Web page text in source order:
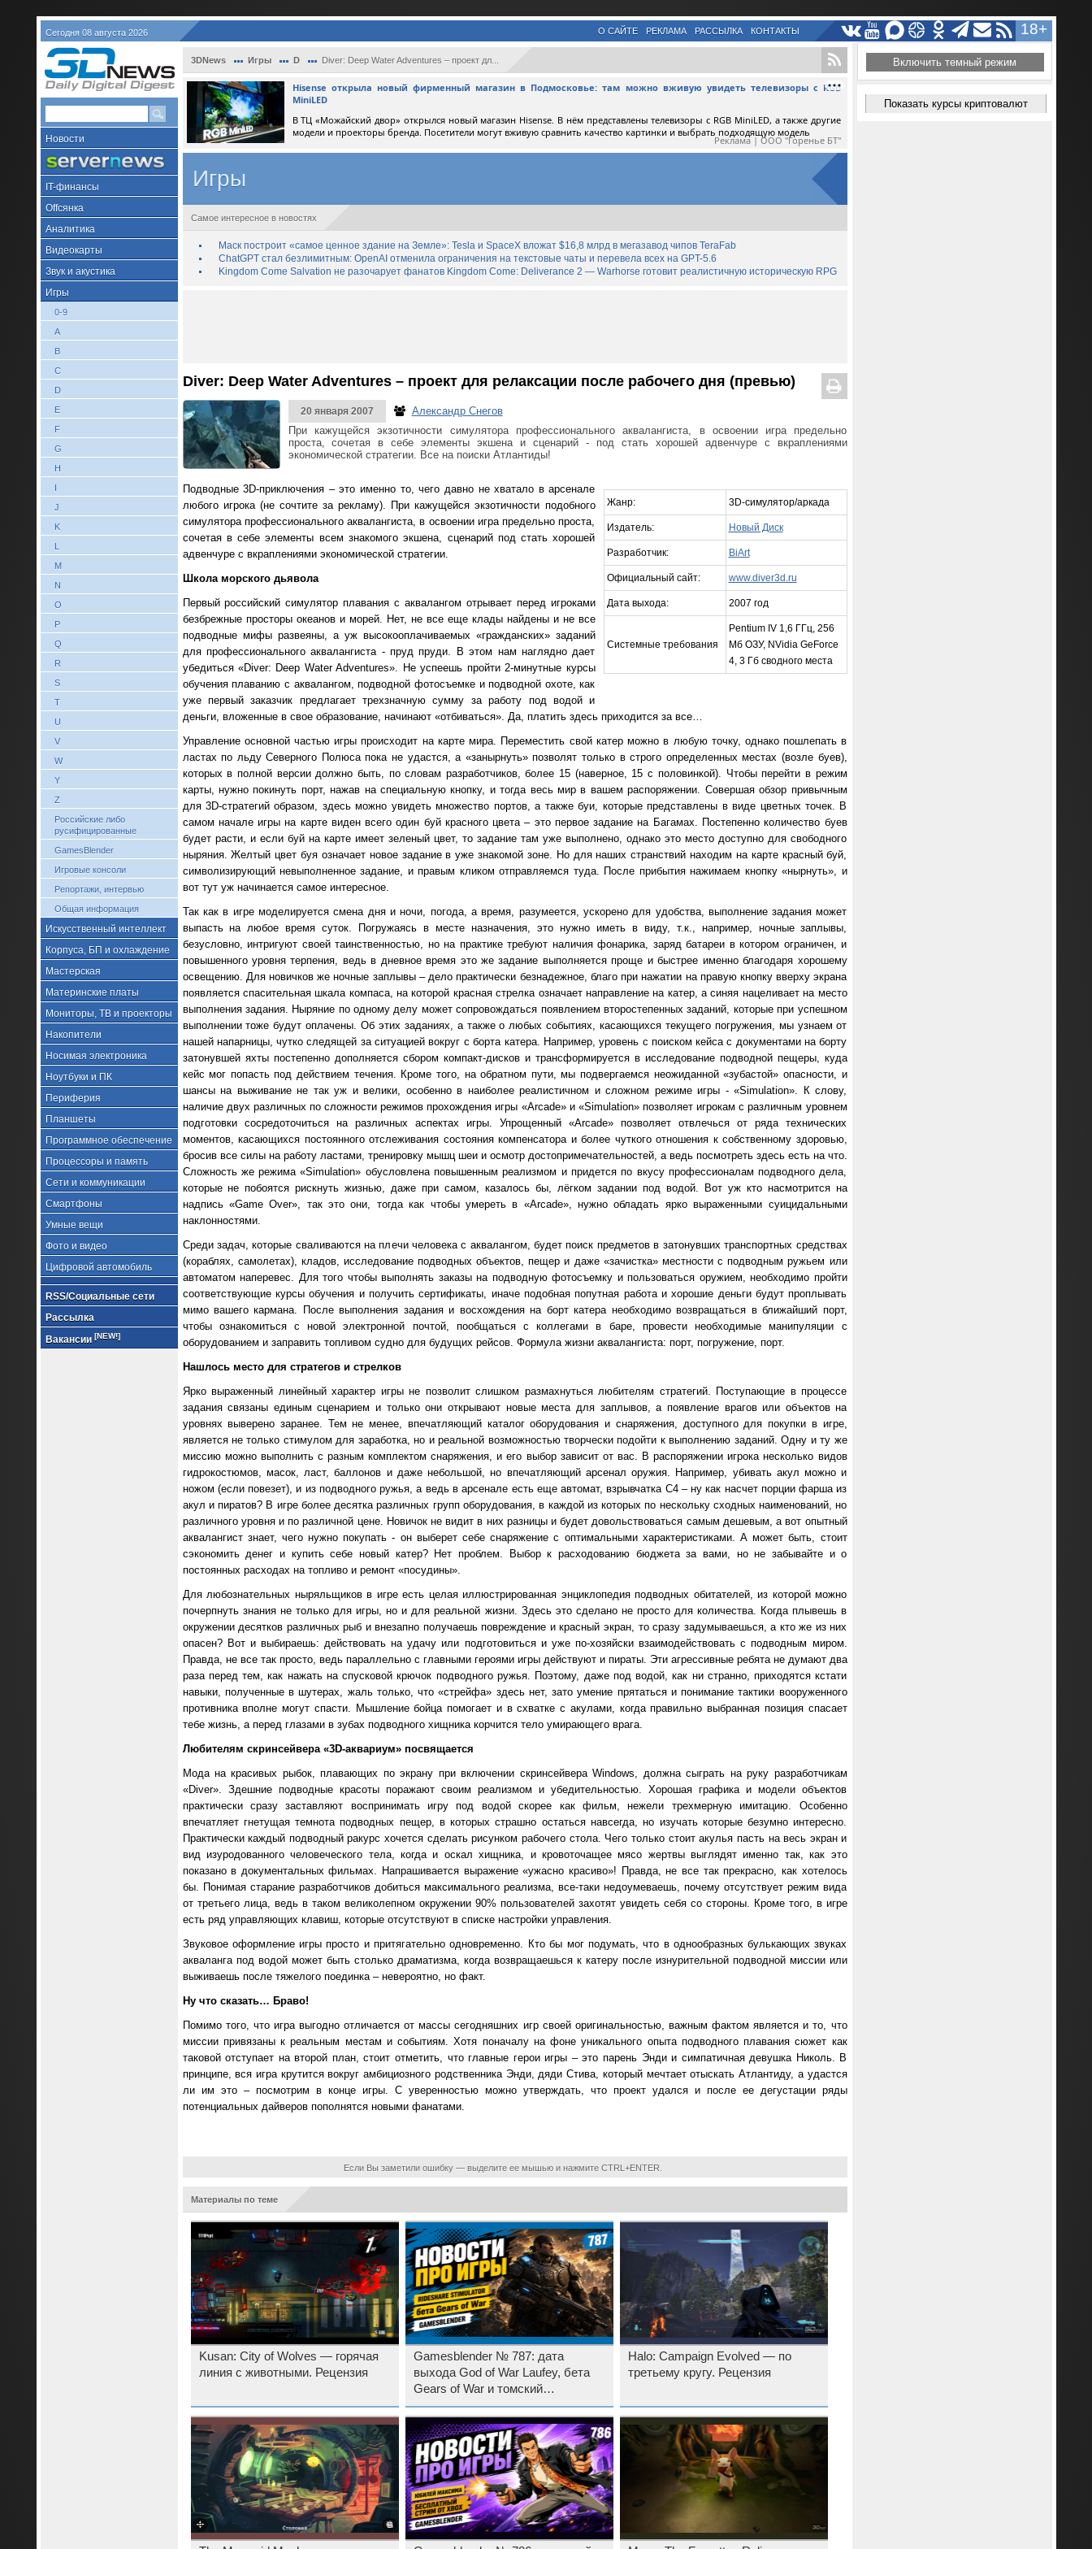
Сегодня 08 августа 2026 18+
О САЙТЕ РЕКЛАМА РАССЫЛКА КОНТАКТЫ
Новости
IT-финансы
Offсянка
Аналитика
Видеокарты
Звук и акустика
Игры
0-9
A
B
C
D
E
F
G
H
I
J
K
L
M
N
O
P
Q
R
S
T
U
V
W
Y
Z
Российские либо
русифицированные
GamesBlender
Игровые консоли
Репортажи, интервью
Общая информация
Искусственный интеллект
Корпуса, БП и охлаждение
Мастерская
Материнские платы
Мониторы, ТВ и проекторы
Накопители
Носимая электроника
Ноутбуки и ПК
Периферия
Планшеты
Программное обеспечение
Процессоры и память
Сети и коммуникации
Смартфоны
Умные вещи
Фото и видео
Цифровой автомобиль
RSS/Социальные сети
Рассылка
Вакансии [NEW!]
3DNews Игры D Diver: Deep Water Adventures – проект дл...
Hisense открыла новый фирменный магазин в Подмосковье: там можно вживую увидеть телевизоры с RGB
MiniLED
В ТЦ «Можайский двор» открылся новый магазин Hisense. В нём представлены телевизоры с RGB MiniLED, а также другие
модели и проекторы бренда. Посетители могут вживую сравнить качество картинки и выбрать подходящую модель
Реклама | ООО "Горенье БТ"
Игры
Самое интересное в новостях
Маск построит «самое ценное здание на Земле»: Tesla и SpaceX вложат $16,8 млрд в мегазавод чипов TeraFab
ChatGPT стал безлимитным: OpenAI отменила ограничения на текстовые чаты и перевела всех на GPT-5.6
Kingdom Come Salvation не разочарует фанатов Kingdom Come: Deliverance 2 — Warhorse готовит реалистичную историческую RPG
Diver: Deep Water Adventures – проект для релаксации после рабочего дня (превью)
20 января 2007
Александр Снегов
При кажущейся экзотичности симулятора профессионального аквалангиста, в освоении игра предельно
проста, сочетая в себе элементы экшена и сценарий - под стать хорошей адвенчуре с вкраплениями
экономической стратегии. Все на поиски Атлантиды!
Жанр: 3D-симулятор/аркада
Издатель: Новый Диск
Разработчик: BiArt
Официальный сайт: www.diver3d.ru
Дата выхода: 2007 год
Системные требования
Pentium IV 1,6 ГГц, 256
Мб ОЗУ, NVidia GeForce
4, 3 Гб сводного места
Подводные 3D-приключения – это именно то, чего давно не хватало в арсенале
любого игрока (не сочтите за рекламу). При кажущейся экзотичности подобного
симулятора профессионального аквалангиста, в освоении игра предельно проста,
сочетая в себе элементы всем знакомого экшена, сценарий под стать хорошей
адвенчуре с вкраплениями экономической стратегии.
Школа морского дьявола
Первый российский симулятор плавания с аквалангом отрывает перед игроками
безбрежные просторы океанов и морей. Нет, не все еще клады найдены и не все
подводные мифы развеяны, а уж высокооплачиваемых «гражданских» заданий
для профессионального аквалангиста - пруд пруди. В этом нам наглядно дает
убедиться «Diver: Deep Water Adventures». Не успеешь пройти 2-минутные курсы
обучения плаванию с аквалангом, подводной фотосъемке и подводной охоте, как
уже первый заказчик предлагает трехзначную сумму за работу под водой и
деньги, вложенные в свое образование, начинают «отбиваться». Да, платить здесь приходится за все…
Управление основной частью игры происходит на карте мира. Переместить свой катер можно в любую точку, однако пошлепать в
ластах по льду Северного Полюса пока не удастся, а «занырнуть» позволят только в строго определенных местах (возле буев),
которых в полной версии должно быть, по словам разработчиков, более 15 (наверное, 15 с половинкой). Чтобы перейти в режим
карты, нужно покинуть порт, нажав на специальную кнопку, и тогда весь мир в вашем распоряжении. Совершая обзор привычным
для 3D-стратегий образом, здесь можно увидеть множество портов, а также буи, которые представлены в виде цветных точек. В
самом начале игры на карте виден всего один буй красного цвета – это первое задание на Багамах. Постепенно количество буев
будет расти, и если буй на карте имеет зеленый цвет, то задание там уже выполнено, однако это место доступно для свободного
ныряния. Желтый цвет буя означает новое задание в уже знакомой зоне. Но для наших странствий находим на карте красный буй,
символизирующий невыполненное задание, и правым кликом отправляемся туда. После прибытия нажимаем кнопку «нырнуть», и
вот тут уж начинается самое интересное.
Так как в игре моделируется смена дня и ночи, погода, а время, разумеется, ускорено для удобства, выполнение задания может
выпасть на любое время суток. Погружаясь в месте назначения, это нужно иметь в виду, т.к., например, ночные заплывы,
безусловно, интригуют своей таинственностью, но на практике требуют наличия фонарика, заряд батареи в котором ограничен, и
повышенного уровня терпения, ведь в дневное время это же задание выполняется проще и быстрее именно благодаря хорошему
освещению. Для новичков же ночные заплывы – дело практически безнадежное, благо при нажатии на правую кнопку вверху экрана
появляется спасительная шкала компаса, на которой красная стрелка означает направление на катер, а синяя нацеливает на место
выполнения задания. Ныряние по одному делу может сопровождаться появлением второстепенных заданий, которые при успешном
выполнении тоже будут оплачены. Об этих заданиях, а также о любых событиях, касающихся текущего погружения, мы узнаем от
нашей напарницы, чутко следящей за ситуацией вокруг с борта катера. Например, уровень с поиском кейса с документами на борту
затонувшей яхты постепенно дополняется сбором компакт-дисков и трансформируется в исследование подводной пещеры, куда
кейс мог попасть под действием течения. Кроме того, на обратном пути, мы подвергаемся неожиданной «зубастой» опасности, и
шансы на выживание не так уж и велики, особенно в наиболее реалистичном и сложном режиме игры - «Simulation». К слову,
наличие двух различных по сложности режимов прохождения игры «Arcade» и «Simulation» позволяет игрокам с различным уровнем
подготовки сосредоточиться на различных аспектах игры. Упрощенный «Arcade» позволяет отвлечься от ряда технических
моментов, касающихся постоянного отслеживания состояния компенсатора и более чуткого отношения к собственному здоровью,
бросив все силы на работу ластами, тренировку мышц шеи и осмотр достопримечательностей, а ведь посмотреть здесь есть на что.
Сложность же режима «Simulation» обусловлена повышенным реализмом и придется по вкусу профессионалам подводного дела,
которые не побоятся рискнуть жизнью, даже при самом, казалось бы, лёгком задании под водой. Вот уж кто насмотрится на
надпись «Game Over», так это они, тогда как чтобы умереть в «Arcade», нужно обладать ярко выраженными суицидальными
наклонностями.
Среди задач, которые сваливаются на плечи человека с аквалангом, будет поиск предметов в затонувших транспортных средствах
(кораблях, самолетах), кладов, исследование подводных объектов, пещер и даже «зачистка» местности с подводным ружьем или
автоматом наперевес. Для того чтобы выполнять заказы на подводную фотосъемку и пользоваться оружием, необходимо пройти
соответствующие курсы обучения и получить сертификаты, иначе подобная попутная работа и хорошие деньги будут проплывать
мимо вашего кармана. После выполнения задания и восхождения на борт катера необходимо возвращаться в ближайший порт,
чтобы ознакомиться с новой электронной почтой, пообщаться с коллегами в баре, провести необходимые манипуляции с
оборудованием и заправить топливом судно для будущих рейсов. Формула жизни аквалангиста: порт, погружение, порт.
Нашлось место для стратегов и стрелков
Ярко выраженный линейный характер игры не позволит слишком размахнуться любителям стратегий. Поступающие в процессе
задания связаны единым сценарием и только они открывают новые места для заплывов, а появление врагов или объектов на
уровнях выверено заранее. Тем не менее, впечатляющий каталог оборудования и снаряжения, доступного для покупки в игре,
является не только стимулом для заработка, но и реальной возможностью творчески подойти к выполнению заданий. Одну и ту же
миссию можно выполнить с разным комплектом снаряжения, и его выбор зависит от вас. В распоряжении игрока несколько видов
гидрокостюмов, масок, ласт, баллонов и даже небольшой, но впечатляющий арсенал оружия. Например, убивать акул можно и
ножом (если повезет), и из подводного ружья, а ведь в арсенале есть еще автомат, взрывчатка С4 – ну как насчет порции фарша из
акул и пиратов? В игре более десятка различных групп оборудования, в каждой из которых по нескольку сходных наименований, но
различного уровня и по различной цене. Новичок не видит в них разницы и будет довольствоваться самым дешевым, а вот опытный
аквалангист знает, чего нужно покупать - он выберет себе снаряжение с оптимальными характеристиками. А может быть, стоит
сэкономить денег и купить себе новый катер? Нет проблем. Выбор к расходованию бюджета за вами, но не забывайте и о
постоянных расходах на топливо и ремонт «посудины».
Для любознательных ныряльщиков в игре есть целая иллюстрированная энциклопедия подводных обитателей, из которой можно
почерпнуть знания не только для игры, но и для реальной жизни. Здесь это сделано не просто для количества. Когда плывешь в
окружении десятков различных рыб и внезапно получаешь повреждение и красный экран, то сразу задумываешься, а кто же из них
опасен? Вот и выбираешь: действовать на удачу или подготовиться и уже по-хозяйски взаимодействовать с подводным миром.
Правда, не все так просто, ведь параллельно с главными героями игры действуют и пираты. Эти агрессивные ребята не думают два
раза перед тем, как нажать на спусковой крючок подводного ружья. Поэтому, даже под водой, как ни странно, приходятся кстати
навыки, полученные в шутерах, жаль только, что «стрейфа» здесь нет, зато умение прятаться и понимание тактики вооруженного
противника вполне могут спасти. Мышление бойца помогает и в схватке с акулами, когда правильно выбранная позиция спасает
тебе жизнь, а перед глазами в зубах подводного хищника корчится тело умирающего врага.
Любителям скринсейвера «3D-аквариум» посвящается
Мода на красивых рыбок, плавающих по экрану при включении скринсейвера Windows, должна сыграть на руку разработчикам
«Diver». Здешние подводные красоты поражают своим реализмом и убедительностью. Хорошая графика и модели объектов
практически сразу заставляют воспринимать игру под водой скорее как фильм, нежели трехмерную имитацию. Особенно
впечатляет гнетущая темнота подводных пещер, в которых страшно остаться навсегда, но изучать которые безумно интересно.
Практически каждый подводный ракурс хочется сделать рисунком рабочего стола. Чего только стоит акулья пасть на весь экран и
вид изуродованного человеческого тела, когда и оскал хищника, и кровоточащее мясо жертвы выглядят именно так, как это
показано в документальных фильмах. Напрашивается выражение «ужасно красиво»! Правда, не все так прекрасно, как хотелось
бы. Понимая старание разработчиков добиться максимального реализма, все-таки недоумеваешь, почему отсутствует режим вида
от третьего лица, ведь в таком великолепном окружении 90% пользователей захотят увидеть себя со стороны. Кроме того, в игре
есть ряд управляющих клавиш, которые отсутствуют в списке настройки управления.
Звуковое оформление игры просто и притягательно одновременно. Кто бы мог подумать, что в однообразных булькающих звуках
акваланга под водой может быть столько драматизма, когда возвращаешься к катеру после изнурительной подводной миссии или
выживаешь после тяжелого поединка – невероятно, но факт.
Ну что сказать… Браво!
Помимо того, что игра выгодно отличается от массы сегодняшних игр своей оригинальностью, важным фактом является и то, что
миссии привязаны к реальным местам и событиям. Хотя поначалу на фоне уникального опыта подводного плавания сюжет как
таковой отступает на второй план, стоит отметить, что главные герои игры – это парень Энди и симпатичная девушка Николь. В
принципе, вся игра крутится вокруг амбициозного родственника Энди, дяди Стива, который мечтает отыскать Атлантиду, а удастся
ли им это – посмотрим в конце игры. С уверенностью можно утверждать, что проект удался и после ее дегустации ряды
потенциальных дайверов пополнятся новыми фанатами.
Если Вы заметили ошибку — выделите ее мышью и нажмите CTRL+ENTER.
Материалы по теме
Kusan: City of Wolves — горячая
линия с животными. Рецензия
Gamesblender № 787: дата
выхода God of War Laufey, бета
Gears of War и томский
«стимулятор» таксиста
Halo: Campaign Evolved — по
третьему кругу. Рецензия
Включить темный режим
Показать курсы криптовалют